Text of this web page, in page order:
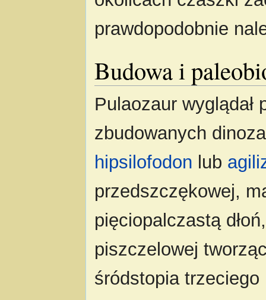
prawdopodobnie
Budowa i
Pulaozaur
zbudowanych
hipsilofodon lub
przedszczękowej,
pięciopalczastą
piszczelowej
śródstopia trzeciego